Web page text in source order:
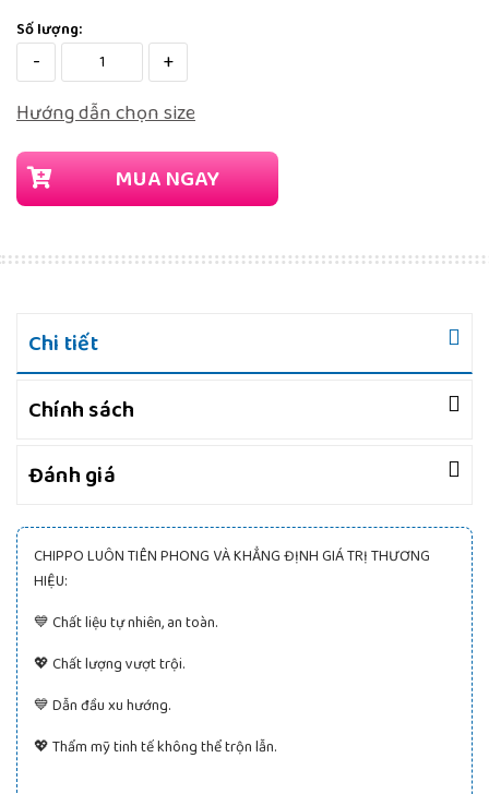
Số lượng:
-
+
Hướng dẫn chọn size
MUA NGAY
Chi tiết
Chính sách
Đánh giá
CHIPPO LUÔN TIÊN PHONG VÀ KHẲNG ĐỊNH GIÁ TRỊ THƯƠNG
HIỆU:
💙 Chất liệu tự nhiên, an toàn.
💖 Chất lượng vượt trội.
💙 Dẫn đầu xu hướng.
💖 Thẩm mỹ tinh tế không thể trộn lẫn.